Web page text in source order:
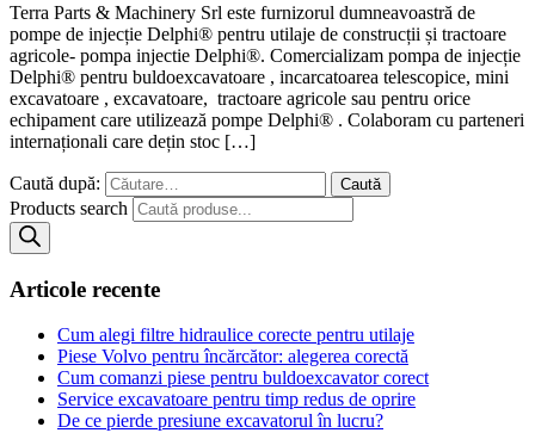
Terra Parts & Machinery Srl este furnizorul dumneavoastră de
pompe de injecție Delphi® pentru utilaje de construcții și tractoare
agricole- pompa injectie Delphi®. Comercializam pompa de injecție
Delphi® pentru buldoexcavatoare , incarcatoarea telescopice, mini
excavatoare , excavatoare, tractoare agricole sau pentru orice
echipament care utilizează pompe Delphi® . Colaboram cu parteneri
internaționali care dețin stoc […]
Caută după:
Products search
Articole recente
Cum alegi filtre hidraulice corecte pentru utilaje
Piese Volvo pentru încărcător: alegerea corectă
Cum comanzi piese pentru buldoexcavator corect
Service excavatoare pentru timp redus de oprire
De ce pierde presiune excavatorul în lucru?